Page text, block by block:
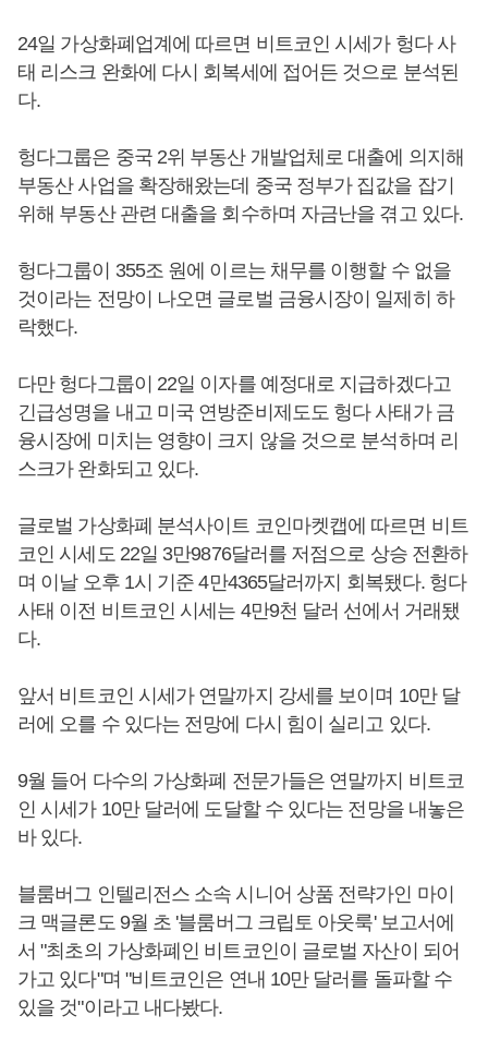
24일 가상화폐업계에 따르면 비트코인 시세가 헝다 사
태 리스크 완화에 다시 회복세에 접어든 것으로 분석된
다.
헝다그룹은 중국 2위 부동산 개발업체로 대출에 의지해
부동산 사업을 확장해왔는데 중국 정부가 집값을 잡기
위해 부동산 관련 대출을 회수하며 자금난을 겪고 있다.
헝다그룹이 355조 원에 이르는 채무를 이행할 수 없을
것이라는 전망이 나오면 글로벌 금융시장이 일제히 하
락했다.
다만 헝다그룹이 22일 이자를 예정대로 지급하겠다고
긴급성명을 내고 미국 연방준비제도도 헝다 사태가 금
융시장에 미치는 영향이 크지 않을 것으로 분석하며 리
스크가 완화되고 있다.
글로벌 가상화폐 분석사이트 코인마켓캡에 따르면 비트
코인 시세도 22일 3만9876달러를 저점으로 상승 전환하
며 이날 오후 1시 기준 4만4365달러까지 회복됐다. 헝다
사태 이전 비트코인 시세는 4만9천 달러 선에서 거래됐
다.
앞서 비트코인 시세가 연말까지 강세를 보이며 10만 달
러에 오를 수 있다는 전망에 다시 힘이 실리고 있다.
9월 들어 다수의 가상화폐 전문가들은 연말까지 비트코
인 시세가 10만 달러에 도달할 수 있다는 전망을 내놓은
바 있다.
블룸버그 인텔리전스 소속 시니어 상품 전략가인 마이
크 맥글론도 9월 초 '블룸버그 크립토 아웃룩' 보고서에
서 "최초의 가상화폐인 비트코인이 글로벌 자산이 되어
가고 있다"며 "비트코인은 연내 10만 달러를 돌파할 수
있을 것"이라고 내다봤다.